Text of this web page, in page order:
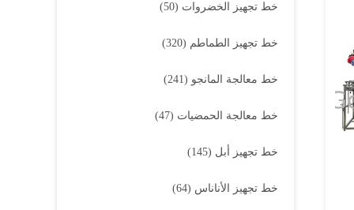
خط تجهيز الخضروات (50)
خط تجهيز الطماطم (320)
خط معالجة المانجو (241)
خط معالجة الحمضيات (47)
خط تجهيز أبل (145)
خط تجهيز الأناناس (64)